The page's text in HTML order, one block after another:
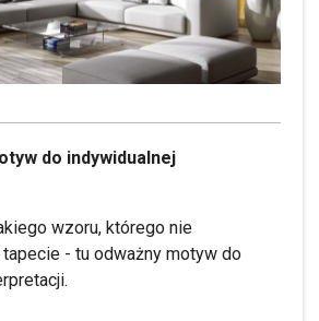
do indywidualnej
wzoru, którego nie
- tu odważny motyw do